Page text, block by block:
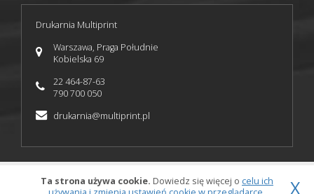
Drukarnia Multiprint
Warszawa, Praga Południe
Kobielska 69
22 464-87-63
790 700 050
drukarnia@multiprint.pl
© 2016 Multiprint X
Ta strona używa cookie. Dowiedz się więcej o celu ich